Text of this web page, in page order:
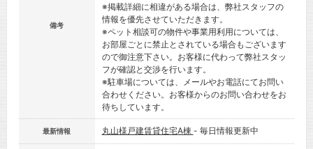
備考
※掲載詳細に相違がある場合は、弊社スタッフの
情報を優先させていただきます。
※ペット相談可の物件や事業用利用については、
お部屋ごとに禁止とされている場合もございます
ので御注意下さい。お客様に代わって弊社スタッ
フが確認と交渉を行います。
※駐車場については、メールやお電話にてお問い
合わせください。お客様からのお問い合わせをお
待ちしています。
最新情報 丸山様戸建賃貸住宅A棟 - 毎日情報更新中